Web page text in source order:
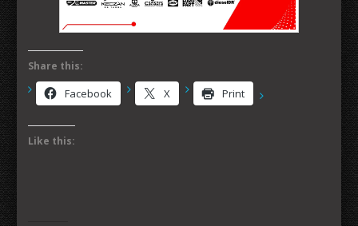
Share this:
Facebook X Print
Like this: